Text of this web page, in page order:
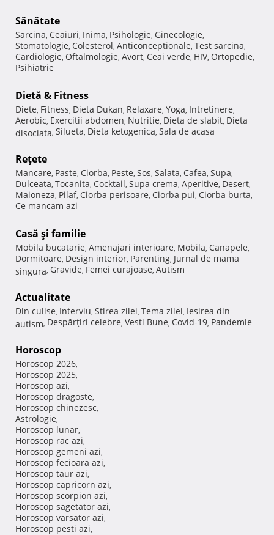
Sănătate
Sarcina, Ceaiuri, Inima, Psihologie, Ginecologie,
Stomatologie, Colesterol, Anticonceptionale, Test sarcina,
Cardiologie, Oftalmologie, Avort, Ceai verde, HIV, Ortopedie,
Psihiatrie
Dietă & Fitness
Diete, Fitness, Dieta Dukan, Relaxare, Yoga, Intretinere,
Aerobic, Exercitii abdomen, Nutritie, Dieta de slabit, Dieta
disociata, Silueta, Dieta ketogenica, Sala de acasa
Reţete
Mancare, Paste, Ciorba, Peste, Sos, Salata, Cafea, Supa,
Dulceata, Tocanita, Cocktail, Supa crema, Aperitive, Desert,
Maioneza, Pilaf, Ciorba perisoare, Ciorba pui, Ciorba burta,
Ce mancam azi
Casă şi familie
Mobila bucatarie, Amenajari interioare, Mobila, Canapele,
Dormitoare, Design interior, Parenting, Jurnal de mama
singura, Gravide, Femei curajoase, Autism
Actualitate
Din culise, Interviu, Stirea zilei, Tema zilei, Iesirea din
autism, Despărţiri celebre, Vesti Bune, Covid-19, Pandemie
Horoscop
Horoscop 2026,
Horoscop 2025,
Horoscop azi,
Horoscop dragoste,
Horoscop chinezesc,
Astrologie,
Horoscop lunar,
Horoscop rac azi,
Horoscop gemeni azi,
Horoscop fecioara azi,
Horoscop taur azi,
Horoscop capricorn azi,
Horoscop scorpion azi,
Horoscop sagetator azi,
Horoscop varsator azi,
Horoscop pesti azi,